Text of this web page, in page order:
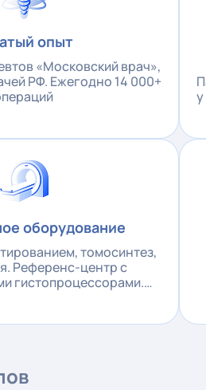
опыт
«Московский врач»,
РФ. Ежегодно 14 000+
оборудование
томосинтез,
Референс-центр с
гистопроцессорами.